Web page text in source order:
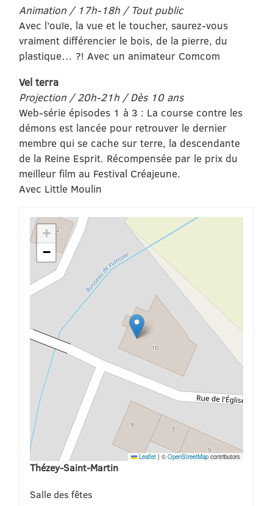
Animation / 17h-18h / Tout public
Avec l’ouïe, la vue et le toucher, saurez-vous
vraiment différencier le bois, de la pierre, du
plastique… ?! Avec un animateur Comcom
Vel terra
Projection / 20h-21h / Dès 10 ans
Web-série épisodes 1 à 3 : La course contre les
démons est lancée pour retrouver le dernier
membre qui se cache sur terre, la descendante
de la Reine Esprit. Récompensée par le prix du
meilleur film au Festival Créajeune.
Avec Little Moulin
+
−
Leaflet | ©OpenStreetMap contributors
Thézey-Saint-Martin
Salle des fêtes